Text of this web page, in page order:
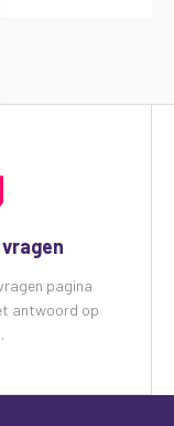
pagina
antwoord op